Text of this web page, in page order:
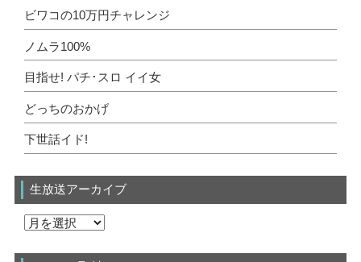
ビワコの10万円チャレンジ
ノムラ100%
目指せ! パチ･スロ イイ女
どっちのおかげ
下世話イド!
生放送アーカイブ